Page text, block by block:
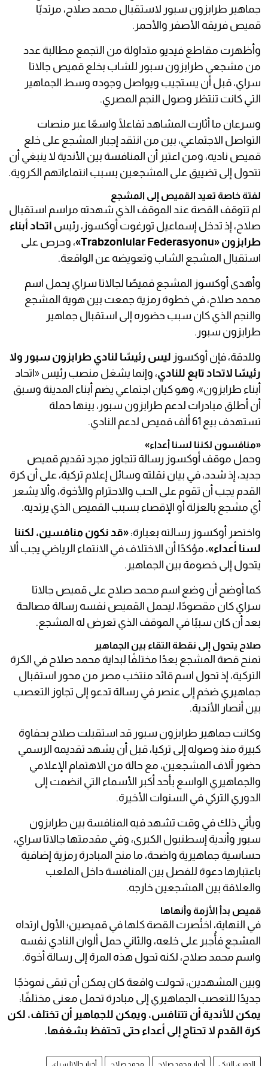
جماهير طرابزون سبور لاستقبال محمد صلاح، مرتديًا
قميص فريقه الأصفر والأحمر.
وأظهرت مقاطع فيديو متداولة من التجمع مطالبة عدد
من مشجعي طرابزون سبور للشاب بخلع قميص جالاتا
سراي، قبل أن يستجيب ويواصل وجوده وسط الجماهير
التي كانت تنتظر وصول النجم المصري.
وسرعان ما أثارت المشاهد تفاعلًا واسعًا عبر منصات
التواصل الاجتماعي، بين من انتقد إجبار المشجع على خلع
قميص ناديه، ومن اعتبر أن المنافسة بين الأندية لا ينبغي أن
تتحول إلى تضييق على المشجعين بسبب انتماءاتهم الكروية.
لفتة خاصة تعيد القميص إلى المشجع
لم تتوقف القصة عند الموقف الذي شهدته مراسم استقبال
صلاح، إذ تدخل إسماعيل تورغوت أوكسوز، رئيس اتحاد أبناء
طرابزون «Trabzonlular Federasyonu»
، وحرص على
استقبال المشجع الشاب وتعويضه عن الواقعة.
وأهدى أوكسوز المشجع قميصًا لجالاتا سراي يحمل اسم
محمد صلاح، في خطوة رمزية جمعت بين هوية المشجع
والنجم الذي كان سبب حضوره إلى استقبال جماهير
طرابزون سبور.
وللدقة، فإن أوكسوز ليس رئيسًا لنادي طرابزون سبور ولا
رئيسًا لاتحاد تابع للنادي، وإنما يشغل منصب رئيس «اتحاد
أبناء طرابزون»، وهو كيان اجتماعي يضم أبناء المدينة وسبق
أن أطلق مبادرات لدعم طرابزون سبور، بينها حملة
تستهدف بيع 61 ألف قميص لدعم النادي.
«منافسون لكننا لسنا أعداء»
وحمل موقف أوكسوز رسالة تتجاوز مجرد تقديم قميص
جديد، إذ شدد، في بيان نقلته وسائل إعلام تركية، على أن كرة
القدم يجب أن تقوم على الحب والاحترام والأخوة، وألا يشعر
أي مشجع بالعزلة أو الإقصاء بسبب القميص الذي يرتديه.
واختصر أوكسوز رسالته بعبارة: «قد نكون منافسين، لكننا
لسنا أعداء»، مؤكدًا أن الاختلاف في الانتماء الرياضي يجب ألا
يتحول إلى خصومة بين الجماهير.
كما أوضح أن وضع اسم محمد صلاح على قميص جالاتا
سراي كان مقصودًا، ليحمل القميص نفسه رسالة مصالحة
بعد أن كان سببًا في الموقف الذي تعرض له المشجع.
صلاح يتحول إلى نقطة التقاء بين الجماهير
تمنح قصة المشجع بعدًا مختلفًا لبداية محمد صلاح في الكرة
التركية، إذ تحول اسم قائد منتخب مصر من محور استقبال
جماهيري ضخم إلى عنصر في رسالة تدعو إلى تجاوز التعصب
بين أنصار الأندية.
وكانت جماهير طرابزون سبور قد استقبلت صلاح بحفاوة
كبيرة منذ وصوله إلى تركيا، قبل أن يشهد تقديمه الرسمي
حضور آلاف المشجعين، مع حالة من الاهتمام الإعلامي
والجماهيري الواسع بأحد أكبر الأسماء التي انضمت إلى
الدوري التركي في السنوات الأخيرة.
ويأتي ذلك في وقت تشهد فيه المنافسة بين طرابزون
سبور وأندية إسطنبول الكبرى، وفي مقدمتها جالاتا سراي،
حساسية جماهيرية واضحة، ما منح المبادرة رمزية إضافية
باعتبارها دعوة للفصل بين المنافسة داخل الملعب
والعلاقة بين المشجعين خارجه.
قميص بدأ الأزمة وأنهاها
في النهاية، اختُصرت القصة كلها في قميصين؛ الأول ارتداه
المشجع فأُجبر على خلعه، والثاني حمل ألوان النادي نفسه
واسم محمد صلاح، لكنه تحول هذه المرة إلى رسالة أخوة.
وبين المشهدين، تحولت واقعة كان يمكن أن تبقى نموذجًا
جديدًا للتعصب الجماهيري إلى مبادرة تحمل معنى مختلفًا:
يمكن للأندية أن تتنافس، ويمكن للجماهير أن تختلف، لكن
كرة القدم لا تحتاج إلى أعداء حتى تحتفظ بشغفها.
الدوري التركي أخبار محمد صلاح محمد صلاح أخبار جالاتا سراي